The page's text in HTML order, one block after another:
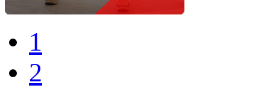
1
2